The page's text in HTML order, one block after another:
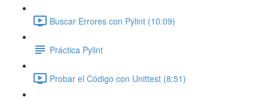
Buscar Errores con Pylint (10:09)
Práctica Pylint
Probar el Código con Unittest (8:51)